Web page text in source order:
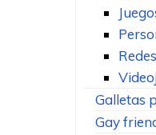
Galletas
Gay